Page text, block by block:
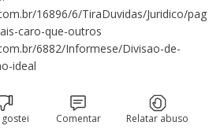
16896/6/TiraDuvidas/Juridico/pag
caro-que-outros
6882/Informese/Divisao-de-
ideal
Comentar Relatar abuso